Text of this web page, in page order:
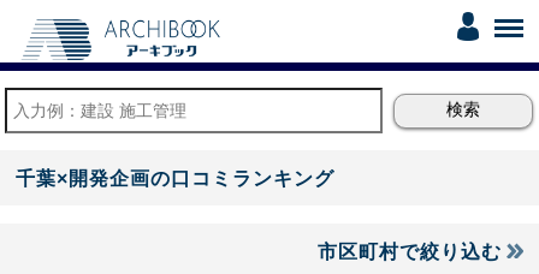
千葉×開発企画の口コミランキング
市区町村で絞り込む